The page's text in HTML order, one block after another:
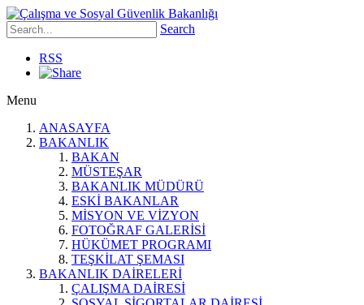
Search
RSS
Menu
ANASAYFA
BAKANLIK
BAKAN
MÜSTEŞAR
BAKANLIK MÜDÜRÜ
ESKİ BAKANLAR
MİSYON VE VİZYON
FOTOĞRAF GALERİSİ
HÜKÜMET PROGRAMI
TEŞKİLAT ŞEMASI
BAKANLIK DAİRELERİ
ÇALIŞMA DAİRESİ